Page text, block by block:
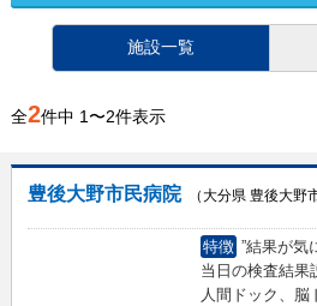
施設一覧
全2件中 1〜2件表示
豊後大野市民病院
（大分県 豊後大野
特徴 ”結果が気
当日の検査結果
人間ドック、脳